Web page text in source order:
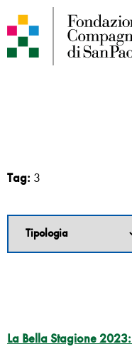
Tag: 3
La Bella Stagione